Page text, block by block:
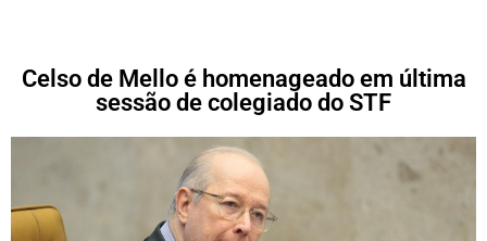
Celso de Mello é homenageado em última
sessão de colegiado do STF